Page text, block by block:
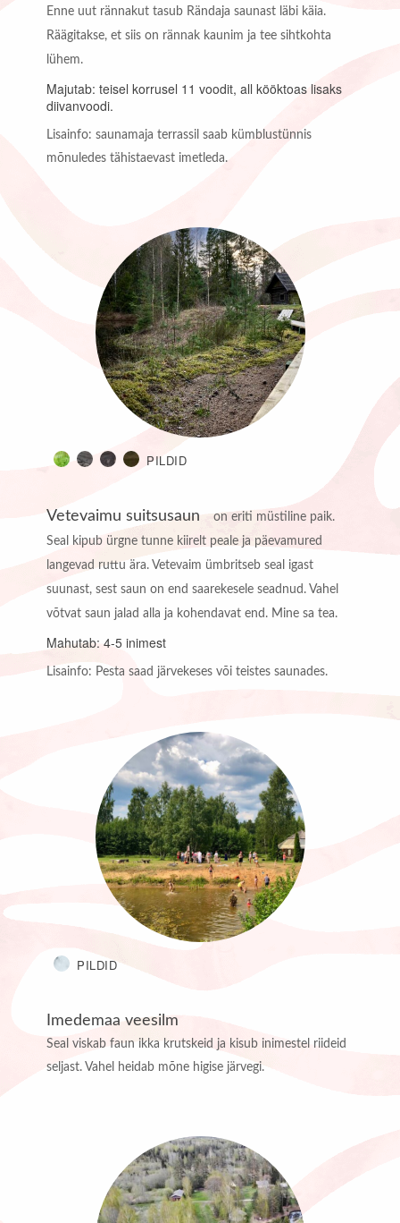
Enne uut rännakut tasub Rändaja saunast läbi käia.
Räägitakse, et siis on rännak kaunim ja tee sihtkohta
lühem.
Majutab: teisel korrusel 11 voodit, all kööktoas lisaks
diivanvoodi.
Lisainfo: saunamaja terrassil saab kümblustünnis
mõnuledes tähistaevast imetleda.
PILDID
Vetevaimu suitsusaun
on eriti müstiline paik.
Seal kipub ürgne tunne kiirelt peale ja päevamured
langevad ruttu ära. Vetevaim ümbritseb seal igast
suunast, sest saun on end saarekesele seadnud. Vahel
võtvat saun jalad alla ja kohendavat end. Mine sa tea.
Mahutab: 4-5 inimest
Lisainfo: Pesta saad järvekeses või teistes saunades.
PILDID
Imedemaa veesilm
Seal viskab faun ikka krutskeid ja kisub inimestel riideid
seljast. Vahel heidab mõne higise järvegi.